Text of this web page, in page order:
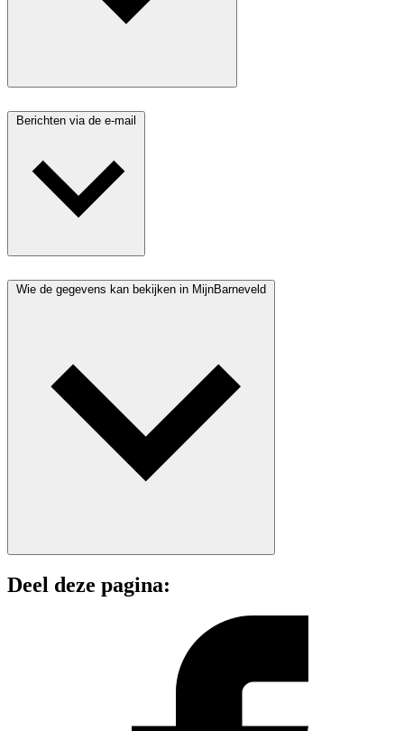
Berichten via de e-mail
Wie de gegevens kan bekijken in MijnBarneveld
Deel deze pagina: